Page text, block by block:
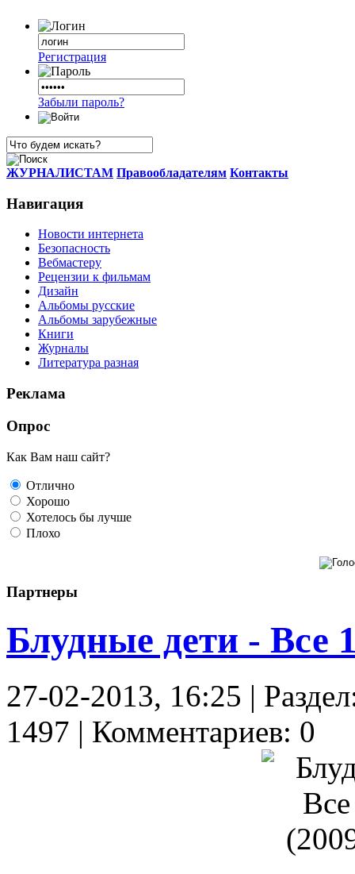
Регистрация
Забыли пароль?
ЖУРНАЛИСТАМ Правообладателям Контакты
Навигация
Новости интернета
Безопасность
Вебмастеру
Рецензии к фильмам
Дизайн
Альбомы русские
Альбомы зарубежные
Книги
Журналы
Литература разная
Реклама
Опрос
Как Вам наш сайт?
Отлично
Хорошо
Хотелось бы лучше
Плохо
Партнеры
Блудные дети - Все
27-02-2013, 16:25 |
1497 | Комментариев: 0